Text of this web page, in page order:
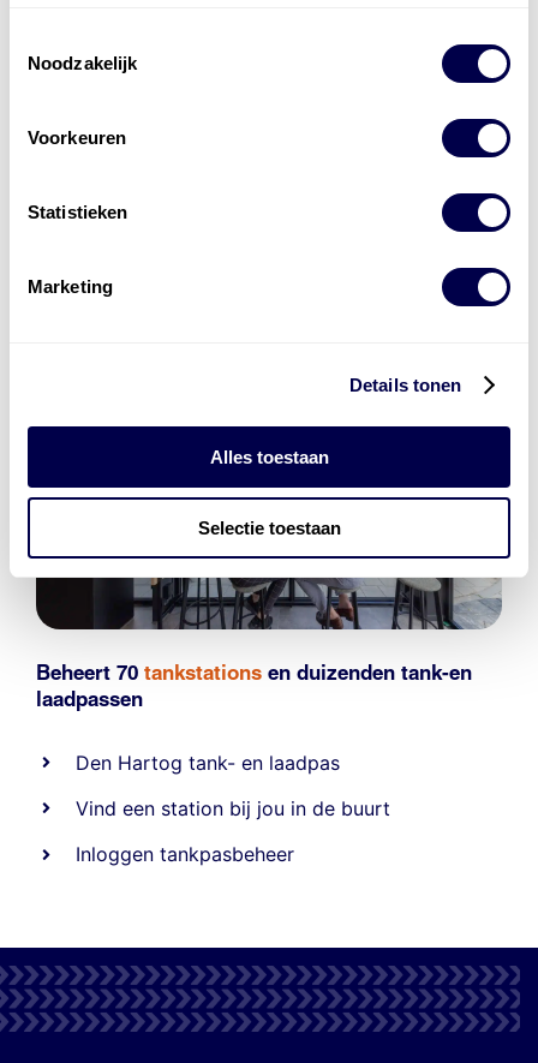
Noodzakelijk
Voorkeuren
Statistieken
Marketing
Details tonen
Alles toestaan
Selectie toestaan
Welke olie heb ik nodig
Beheert 70 tankstations en duizenden tank-en
laadpassen
Den Hartog tank- en laadpas
Vind een station bij jou in de buurt
Inloggen tankpasbeheer